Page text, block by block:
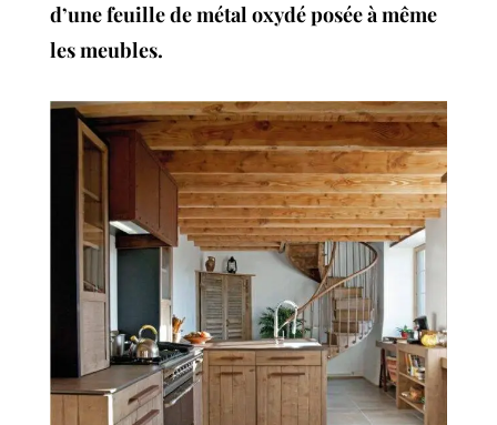
d’une feuille de métal oxydé posée à même
les meubles.